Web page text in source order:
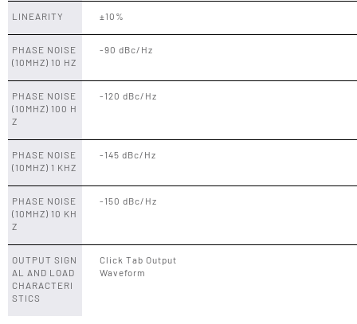
LINEARITY ±10%
PHASE NOISE
(10MHZ) 10 HZ
-90 dBc/Hz
PHASE NOISE
(10MHZ) 100 H
Z
-120 dBc/Hz
PHASE NOISE
(10MHZ) 1 KHZ
-145 dBc/Hz
PHASE NOISE
(10MHZ) 10 KH
Z
-150 dBc/Hz
OUTPUT SIGN
AL AND LOAD
CHARACTERI
STICS
Click Tab Output
Waveform